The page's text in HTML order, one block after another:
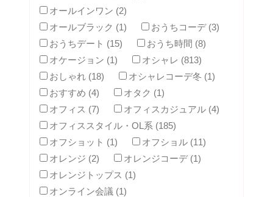
オールインワン (2)
オールブラック (1)
おうちコーデ (3)
おうちデート (15)
おうち時間 (8)
オケージョン (1)
オシャレ (813)
おしゃれ (18)
オシャレコーデ冬 (1)
おすすめ (4)
オタク (1)
オフィス (7)
オフィスカジュアル (4)
オフィススタイル・OL系 (185)
オフショット (1)
オフショル (11)
オレンジ (2)
オレンジコーデ (1)
オレンジトップス (1)
オンライン会議 (1)